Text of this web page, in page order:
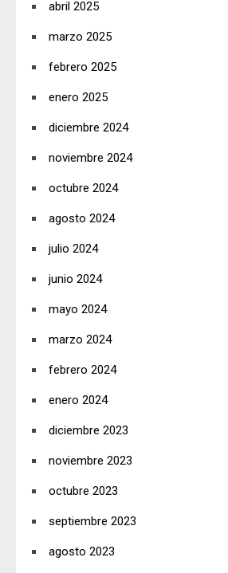
abril 2025
marzo 2025
febrero 2025
enero 2025
diciembre 2024
noviembre 2024
octubre 2024
agosto 2024
julio 2024
junio 2024
mayo 2024
marzo 2024
febrero 2024
enero 2024
diciembre 2023
noviembre 2023
octubre 2023
septiembre 2023
agosto 2023